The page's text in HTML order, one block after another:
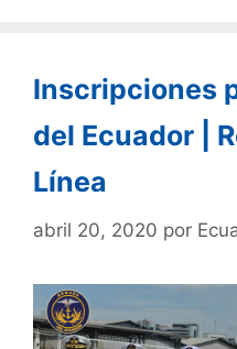
Inscripciones
del Ecuador |
Línea
abril 20, 2020 por